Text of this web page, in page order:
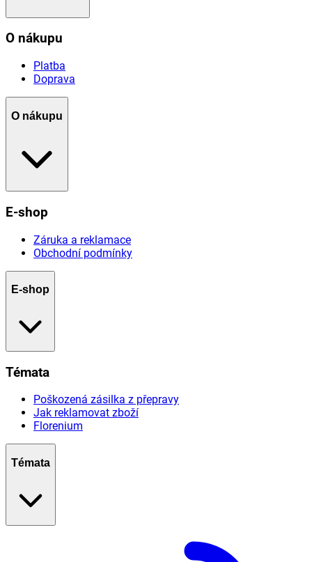
O nákupu
Platba
Doprava
O nákupu
E-shop
Záruka a reklamace
Obchodní podmínky
E-shop
Témata
Poškozená zásilka z přepravy
Jak reklamovat zboží
Florenium
Témata